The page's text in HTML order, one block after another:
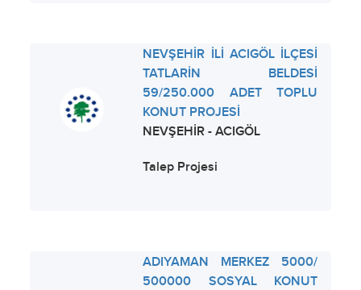
NEVŞEHİR İLİ ACIGÖL İLÇESİ
TATLARİN BELDESİ
59/250.000 ADET TOPLU
KONUT PROJESİ
NEVŞEHİR - ACIGÖL
Talep Projesi
ADIYAMAN MERKEZ 5000/
500000 SOSYAL KONUT